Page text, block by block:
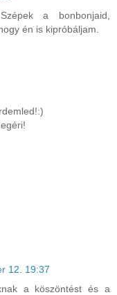
a bonbonjaid,
én is kipróbáljam.
12. 19:37
a köszöntést és a